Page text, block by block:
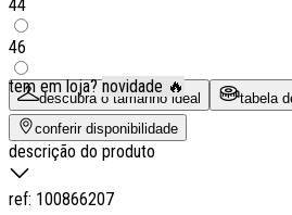
44
46
descubra o tamanho ideal tabela
tem em loja? novidade 🔥
conferir disponibilidade
descrição do produto
ref: 100866207